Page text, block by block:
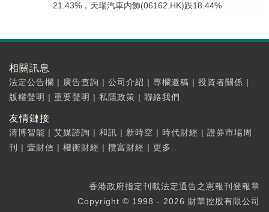
21.43%，天瑞汽車内飾(06162.HK)跌18.44%
相關訊息
法定公告欄 | 廣告查詢 | 公司介紹 | 專欄邀稿 | 投資者關係 |
版權聲明 | 重要聲明 | 私隱政策 | 聯絡我們
友情鏈接
清博智能 | 艾媒諮詢 | 和訊 | 新時空 | 時代財經 | 證券市場周
刊
| 壹財信 | 權衡財經 | 攬富財經 | 更多...
香港政府指定刊載法定通告之憲報刊登報章
Copyright © 1998 - 2026 財華控股有限公司